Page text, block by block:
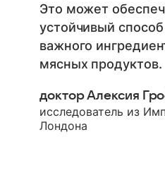
Это может
устойчивый
важного
мясных продуктов.
доктор Алексия
исследователь из
Лондона